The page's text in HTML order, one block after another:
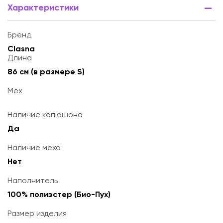
Характеристики
Бренд
Clasna
Длина
86 см (в размере S)
Мех
Наличие капюшона
Да
Наличие меха
Нет
Наполнитель
100% полиэстер (Био-Пух)
Размер изделия